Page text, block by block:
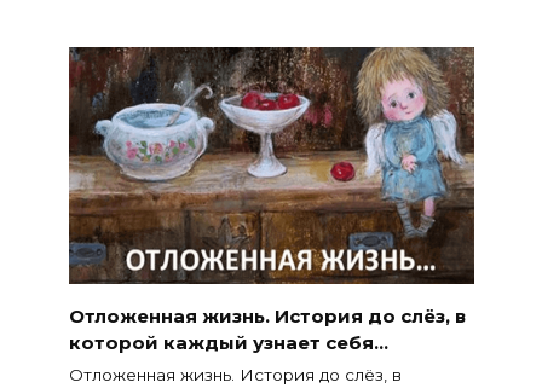
Отложенная жизнь. История до слёз, в
которой каждый узнает себя…
Отложенная жизнь. История до слёз, в